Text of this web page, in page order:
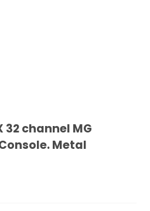
32 channel MG
Metal